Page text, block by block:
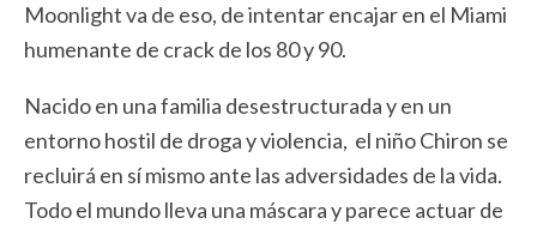
Moonlight va de eso, de intentar encajar en el Miami
humenante de crack de los 80 y 90.
Nacido en una familia desestructurada y en un
entorno hostil de droga y violencia, el niño Chiron se
recluirá en sí mismo ante las adversidades de la vida.
Todo el mundo lleva una máscara y parece actuar de